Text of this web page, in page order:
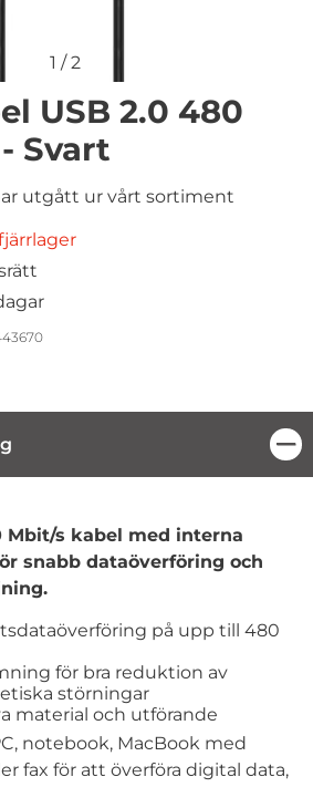
1 /2
USB 2.0 480
Svart
utgått ur vårt sortiment
Mbit/s kabel med interna
snabb dataöverföring och
på upp till 480
för bra reduktion av
störningar
material och utförande
notebook, MacBook med
fax för att överföra digital data,